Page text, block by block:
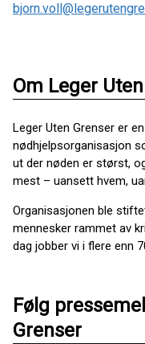
Om Leger
Leger Uten Grenser er
nødhjelpsorganisasjon
ut der nøden er størst,
mest – uansett hvem,
Organisasjonen ble
mennesker rammet av
dag jobber vi i flere enn
Følg
Grenser